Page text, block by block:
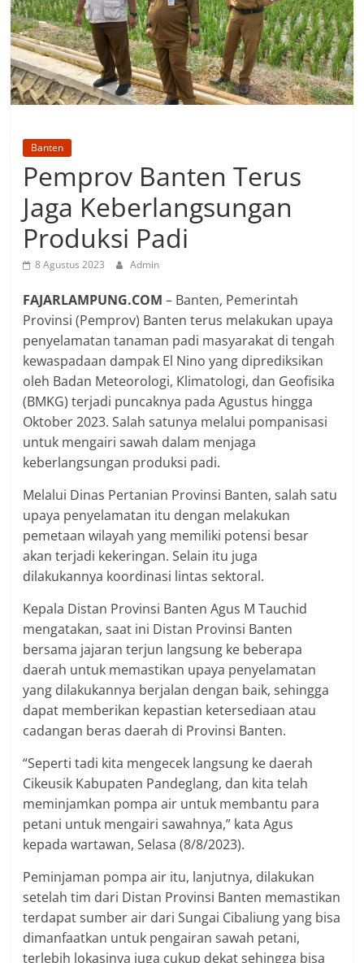
Banten
Pemprov Banten Terus
Jaga Keberlangsungan
Produksi Padi
8 Agustus 2023 Admin
FAJARLAMPUNG.COM– Banten, Pemerintah
Provinsi (Pemprov) Banten terus melakukan upaya
penyelamatan tanaman padi masyarakat di tengah
kewaspadaan dampak El Nino yang diprediksikan
oleh Badan Meteorologi, Klimatologi, dan Geofisika
(BMKG) terjadi puncaknya pada Agustus hingga
Oktober 2023. Salah satunya melalui pompanisasi
untuk mengairi sawah dalam menjaga
keberlangsungan produksi padi.
Melalui Dinas Pertanian Provinsi Banten, salah satu
upaya penyelamatan itu dengan melakukan
pemetaan wilayah yang memiliki potensi besar
akan terjadi kekeringan. Selain itu juga
dilakukannya koordinasi lintas sektoral.
Kepala Distan Provinsi Banten Agus M Tauchid
mengatakan, saat ini Distan Provinsi Banten
bersama jajaran terjun langsung ke beberapa
daerah untuk memastikan upaya penyelamatan
yang dilakukannya berjalan dengan baik, sehingga
dapat memberikan kepastian ketersediaan atau
cadangan beras daerah di Provinsi Banten.
“Seperti tadi kita mengecek langsung ke daerah
Cikeusik Kabupaten Pandeglang, dan kita telah
meminjamkan pompa air untuk membantu para
petani untuk mengairi sawahnya,” kata Agus
kepada wartawan, Selasa (8/8/2023).
Peminjaman pompa air itu, lanjutnya, dilakukan
setelah tim dari Distan Provinsi Banten memastikan
terdapat sumber air dari Sungai Cibaliung yang bisa
dimanfaatkan untuk pengairan sawah petani,
terlebih lokasinya juga cukup dekat sehingga bisa